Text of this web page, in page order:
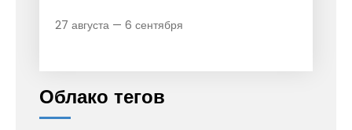
27 августа — 6 сентября
Облако тегов